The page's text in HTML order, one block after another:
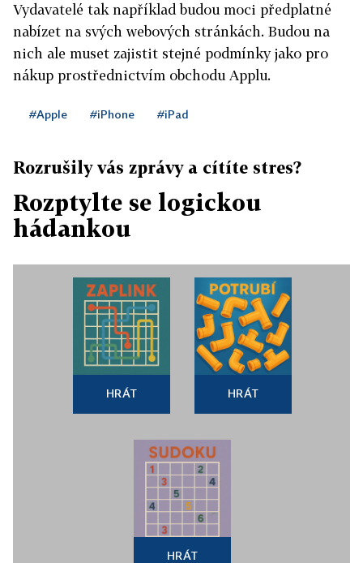
Vydavatelé tak například budou moci předplatné
nabízet na svých webových stránkách. Budou na
nich ale muset zajistit stejné podmínky jako pro
nákup prostřednictvím obchodu Applu.
#Apple #iPhone #iPad
Rozrušily vás zprávy a cítíte stres?
Rozptylte se logickou
hádankou
HRÁT HRÁT
HRÁT